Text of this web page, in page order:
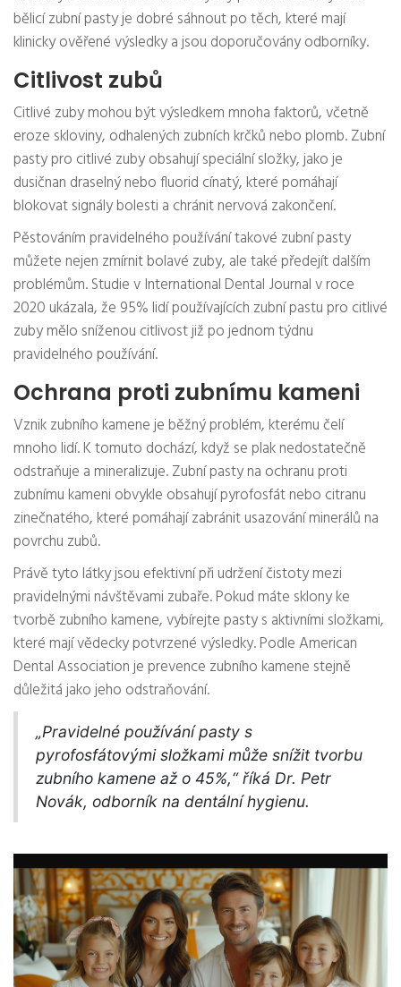
bělicí zubní pasty je dobré sáhnout po těch, které mají
klinicky ověřené výsledky a jsou doporučovány odborníky.
Citlivost zubů
Citlivé zuby mohou být výsledkem mnoha faktorů, včetně
eroze skloviny, odhalených zubních krčků nebo plomb. Zubní
pasty pro citlivé zuby obsahují speciální složky, jako je
dusičnan draselný nebo fluorid cínatý, které pomáhají
blokovat signály bolesti a chránit nervová zakončení.
Pěstováním pravidelného používání takové zubní pasty
můžete nejen zmírnit bolavé zuby, ale také předejít dalším
problémům. Studie v International Dental Journal v roce
2020 ukázala, že 95% lidí používajících zubní pastu pro citlivé
zuby mělo sníženou citlivost již po jednom týdnu
pravidelného používání.
Ochrana proti zubnímu kameni
Vznik zubního kamene je běžný problém, kterému čelí
mnoho lidí. K tomuto dochází, když se plak nedostatečně
odstraňuje a mineralizuje. Zubní pasty na ochranu proti
zubnímu kameni obvykle obsahují pyrofosfát nebo citranu
zinečnatého, které pomáhají zabránit usazování minerálů na
povrchu zubů.
Právě tyto látky jsou efektivní při udržení čistoty mezi
pravidelnými návštěvami zubaře. Pokud máte sklony ke
tvorbě zubního kamene, vybírejte pasty s aktivními složkami,
které mají vědecky potvrzené výsledky. Podle American
Dental Association je prevence zubního kamene stejně
důležitá jako jeho odstraňování.
„Pravidelné používání pasty s
pyrofosfátovými složkami může snížit tvorbu
zubního kamene až o 45%,“ říká Dr. Petr
Novák, odborník na dentální hygienu.